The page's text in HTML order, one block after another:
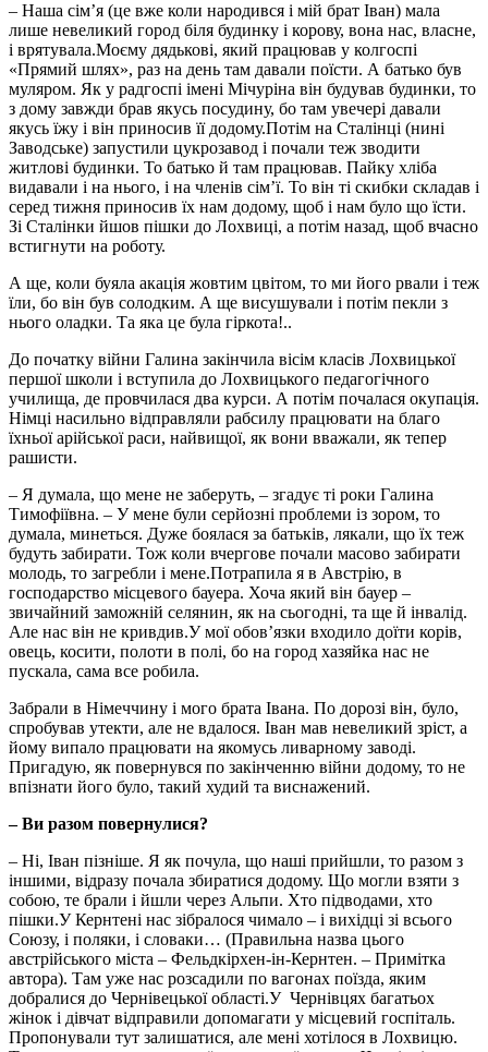
– Наша сім’я (це вже коли народився і мій брат Іван) мала
лише невеликий город біля будинку і корову, вона нас, власне,
і врятувала.Моєму дядькові, який працював у колгоспі
«Прямий шлях», раз на день там давали поїсти. А батько був
муляром. Як у радгоспі імені Мічуріна він будував будинки, то
з дому завжди брав якусь посудину, бо там увечері давали
якусь їжу і він приносив її додому.Потім на Сталінці (нині
Заводське) запустили цукрозавод і почали теж зводити
житлові будинки. То батько й там працював. Пайку хліба
видавали і на нього, і на членів сім’ї. То він ті скибки складав і
серед тижня приносив їх нам додому, щоб і нам було що їсти.
Зі Сталінки йшов пішки до Лохвиці, а потім назад, щоб вчасно
встигнути на роботу.
А ще, коли буяла акація жовтим цвітом, то ми його рвали і теж
їли, бо він був солодким. А ще висушували і потім пекли з
нього оладки. Та яка це була гіркота!..
До початку війни Галина закінчила вісім класів Лохвицької
першої школи і вступила до Лохвицького педагогічного
училища, де провчилася два курси. А потім почалася окупація.
Німці насильно відправляли рабсилу працювати на благо
їхньої арійської раси, найвищої, як вони вважали, як тепер
рашисти.
– Я думала, що мене не заберуть, – згадує ті роки Галина
Тимофіївна. – У мене були серйозні проблеми із зором, то
думала, минеться. Дуже боялася за батьків, лякали, що їх теж
будуть забирати. Тож коли вчергове почали масово забирати
молодь, то загребли і мене.Потрапила я в Австрію, в
господарство місцевого бауера. Хоча який він бауер –
звичайний заможній селянин, як на сьогодні, та ще й інвалід.
Але нас він не кривдив.У мої обов’язки входило доїти корів,
овець, косити, полоти в полі, бо на город хазяйка нас не
пускала, сама все робила.
Забрали в Німеччину і мого брата Івана. По дорозі він, було,
спробував утекти, але не вдалося. Іван мав невеликий зріст, а
йому випало працювати на якомусь ливарному заводі.
Пригадую, як повернувся по закінченню війни додому, то не
впізнати його було, такий худий та виснажений.
– Ви разом повернулися?
– Ні, Іван пізніше. Я як почула, що наші прийшли, то разом з
іншими, відразу почала збиратися додому. Що могли взяти з
собою, те брали і йшли через Альпи. Хто підводами, хто
пішки.У Кернтені нас зібралося чимало – і вихідці зі всього
Союзу, і поляки, і словаки… (Правильна назва цього
австрійського міста – Фельдкірхен-ін-Кернтен. – Примітка
автора). Там уже нас розсадили по вагонах поїзда, яким
добралися до Чернівецької області.У Чернівцях багатьох
жінок і дівчат відправили допомагати у місцевий госпіталь.
Пропонували тут залишатися, але мені хотілося в Лохвицю.